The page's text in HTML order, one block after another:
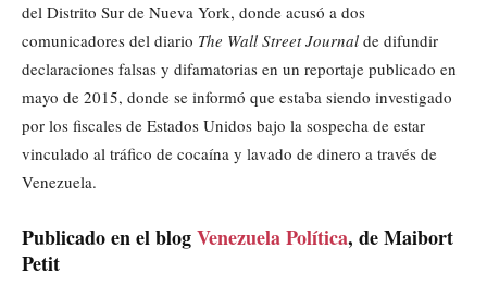
del Distrito Sur de Nueva York, donde acusó a dos
comunicadores del diario The Wall Street Journal de difundir
declaraciones falsas y difamatorias en un reportaje publicado en
mayo de 2015, donde se informó que estaba siendo investigado
por los fiscales de Estados Unidos bajo la sospecha de estar
vinculado al tráfico de cocaína y lavado de dinero a través de
Venezuela.
Publicado en el blogVenezuela Política, de Maibort
Petit